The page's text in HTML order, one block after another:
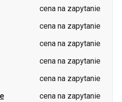
cena na zapytanie
cena na zapytanie
cena na zapytanie
cena na zapytanie
cena na zapytanie
cena na zapytanie